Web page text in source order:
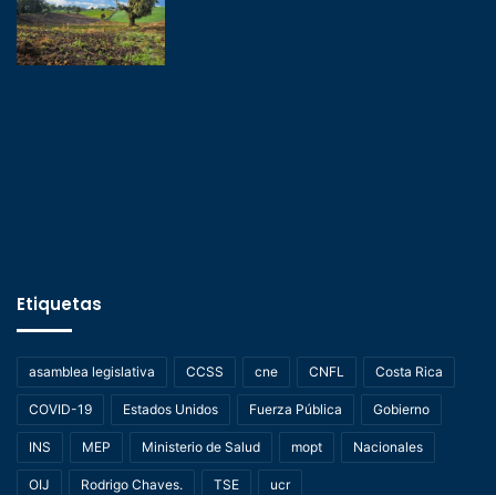
Etiquetas
asamblea legislativa CCSS cne CNFL Costa Rica
COVID-19 Estados Unidos Fuerza Pública Gobierno
INS MEP Ministerio de Salud mopt Nacionales
OIJ Rodrigo Chaves. TSE ucr